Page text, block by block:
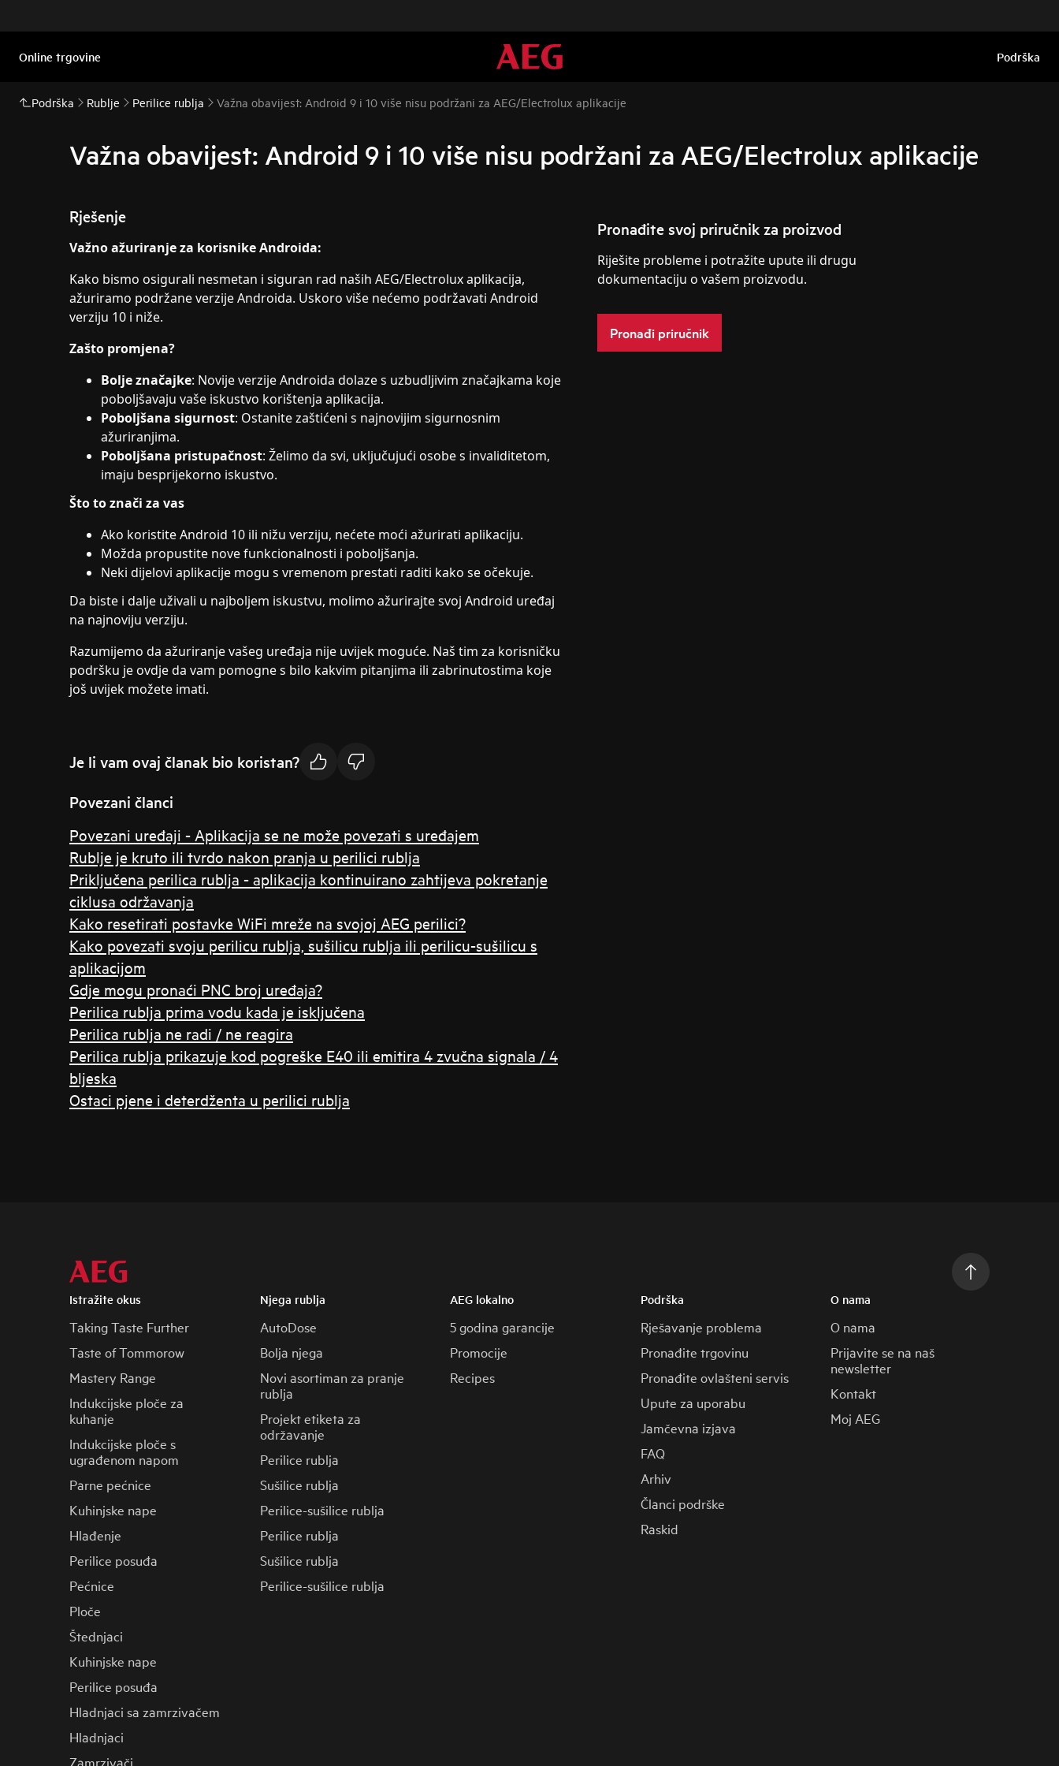
Online trgovine Podrška
Podrška Rublje Perilice rublja Važna obavijest: Android 9 i 10 više nisu podržani za AEG/Electrolux aplikacije
Važna obavijest: Android 9 i 10 više nisu podržani za AEG/Electrolux aplikacije
Rješenje
Važno ažuriranje za korisnike Androida:
Kako bismo osigurali nesmetan i siguran rad naših AEG/Electrolux aplikacija,
ažuriramo podržane verzije Androida. Uskoro više nećemo podržavati Android
verziju 10 i niže.
Zašto promjena?
Bolje značajke: Novije verzije Androida dolaze s uzbudljivim značajkama koje
poboljšavaju vaše iskustvo korištenja aplikacija.
Poboljšana sigurnost: Ostanite zaštićeni s najnovijim sigurnosnim
ažuriranjima.
Poboljšana pristupačnost: Želimo da svi, uključujući osobe s invaliditetom,
imaju besprijekorno iskustvo.
Što to znači za vas
Ako koristite Android 10 ili nižu verziju, nećete moći ažurirati aplikaciju.
Možda propustite nove funkcionalnosti i poboljšanja.
Neki dijelovi aplikacije mogu s vremenom prestati raditi kako se očekuje.
Da biste i dalje uživali u najboljem iskustvu, molimo ažurirajte svoj Android uređaj
na najnoviju verziju.
Razumijemo da ažuriranje vašeg uređaja nije uvijek moguće. Naš tim za korisničku
podršku je ovdje da vam pomogne s bilo kakvim pitanjima ili zabrinutostima koje
još uvijek možete imati.
Je li vam ovaj članak bio koristan?
Povezani članci
Povezani uređaji - Aplikacija se ne može povezati s uređajem
Rublje je kruto ili tvrdo nakon pranja u perilici rublja
Priključena perilica rublja - aplikacija kontinuirano zahtijeva pokretanje
ciklusa održavanja
Kako resetirati postavke WiFi mreže na svojoj AEG perilici?
Kako povezati svoju perilicu rublja, sušilicu rublja ili perilicu-sušilicu s
aplikacijom
Gdje mogu pronaći PNC broj uređaja?
Perilica rublja prima vodu kada je isključena
Perilica rublja ne radi / ne reagira
Perilica rublja prikazuje kod pogreške E40 ili emitira 4 zvučna signala / 4
bljeska
Ostaci pjene i deterdženta u perilici rublja
Pronađite svoj priručnik za proizvod
Riješite probleme i potražite upute ili drugu
dokumentaciju o vašem proizvodu.
Pronađi priručnik
Istražite okus
Taking Taste Further
Taste of Tommorow
Mastery Range
Indukcijske ploče za
kuhanje
Indukcijske ploče s
ugrađenom napom
Parne pećnice
Kuhinjske nape
Hlađenje
Perilice posuđa
Pećnice
Ploče
Štednjaci
Kuhinjske nape
Perilice posuđa
Hladnjaci sa zamrzivačem
Hladnjaci
Zamrzivači
Njega rublja
AutoDose
Bolja njega
Novi asortiman za pranje
rublja
Projekt etiketa za
održavanje
Perilice rublja
Sušilice rublja
Perilice-sušilice rublja
Perilice rublja
Sušilice rublja
Perilice-sušilice rublja
AEG lokalno
5 godina garancije
Promocije
Recipes
Podrška
Rješavanje problema
Pronađite trgovinu
Pronađite ovlašteni servis
Upute za uporabu
Jamčevna izjava
FAQ
Arhiv
Članci podrške
Raskid
O nama
O nama
Prijavite se na naš
newsletter
Kontakt
Moj AEG